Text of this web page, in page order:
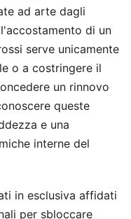
ad arte dagli
di un
serve unicamente
o a costringere il
un rinnovo
queste
e una
interne del
in esclusiva affidati
per sbloccare